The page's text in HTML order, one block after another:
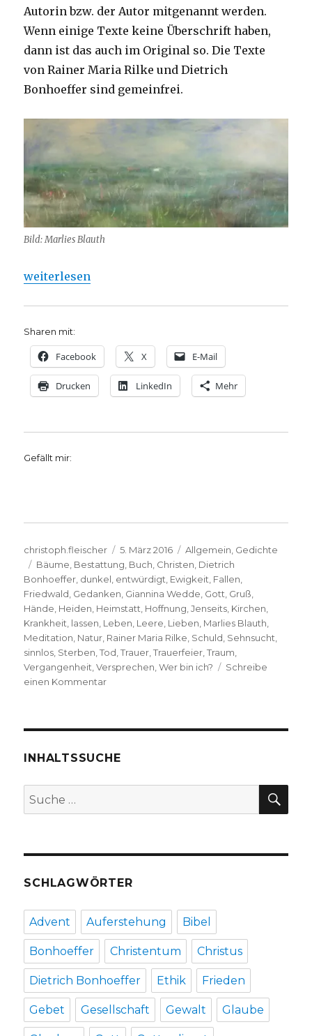
Autorin bzw. der Autor mitgenannt werden.
Wenn einige Texte keine Überschrift haben,
dann ist das auch im Original so. Die Texte
von Rainer Maria Rilke und Dietrich
Bonhoeffer sind gemeinfrei.
Bild: Marlies Blauth
„Trauer, illustrierte Gedichtauswahl für
weiterlesen
Sharen mit:
Facebook X E-Mail
Drucken LinkedIn Mehr
Gefällt mir:
Autor
christoph.fleischer
Veröffentlicht
am
5. März 2016 Kategorien
Allgemein Gedichte
Schlagwörter
Bäume Bestattung Buch Christen Dietrich
Bonhoeffer dunkel entwürdigt Ewigkeit Fallen
Friedwald Gedanken Giannina Wedde Gott Gruß
Hände Heiden Heimstatt Hoffnung ,Jenseits Kirchen
Krankheit lassen Leben Leere Lieben Marlies Blauth
Meditation Natur Rainer Maria Rilke Schuld Sehnsucht
sinnlos Sterben ,Tod ,Trauer ,Trauerfeier ,Traum
Vergangenheit ,Versprechen ,Wer bin ich?
Schreibe
einen Kommentarzu
Bestattungsfeiern,
von
Fleischer,
INHALTSSUCHE
Suche
nach:
SCHLAGWÖRTER
Advent Auferstehung Bibel
Bonhoeffer Christentum Christus
Dietrich Bonhoeffer Ethik Frieden
Gebet Gesellschaft Gewalt Glaube